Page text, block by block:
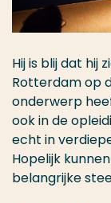
Hij is blij dat hij
Rotterdam op
onderwerp
ook in de
echt in
Hopelijk
belangrijke